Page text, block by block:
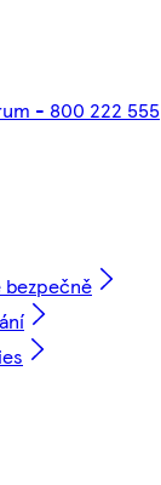
- 800 222 555
bezpečně